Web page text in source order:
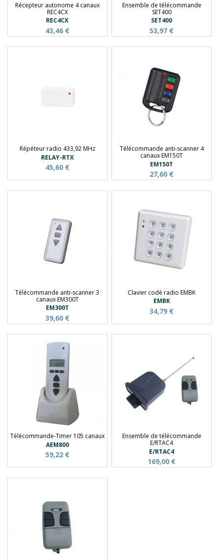
Récepteur autonome 4 canaux
REC4CX
REC4CX
43,46 €
Ensemble de télécommande
SET400
SET400
53,97 €
Répéteur radio 433,92 MHz
RELAY-RTX
45,60 €
Télécommande anti-scanner 4
canaux EM150T
EM150T
27,60 €
Télécommande anti-scanner 3
canaux EM300T
EM300T
39,60 €
Clavier codé radio EMBK
EMBK
34,79 €
Télécommande-Timer 105 canaux
AEM800
59,22 €
Ensemble de télécommande
E/RTAC4
E/RTAC4
169,00 €